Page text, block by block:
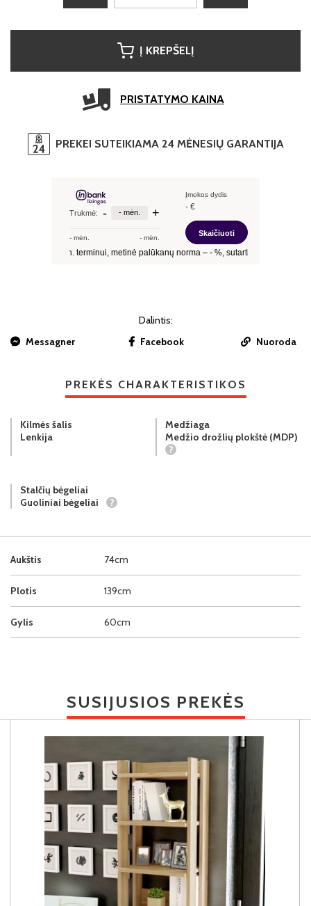
Į KREPŠELĮ
PRISTATYMO KAINA
PREKEI SUTEIKIAMA 24 MĖNESIŲ GARANTIJA
Dalintis:
Messagner
Facebook Nuoroda
PREKĖS CHARAKTERISTIKOS
Aukštis 74cm
Plotis 139cm
Gylis 60cm
Kilmės šalis
Lenkija
Medžiaga
Medžio drožlių plokštė (MDP)
?
Stalčių bėgeliai
Guoliniai bėgeliai
?
SUSIJUSIOS PREKĖS